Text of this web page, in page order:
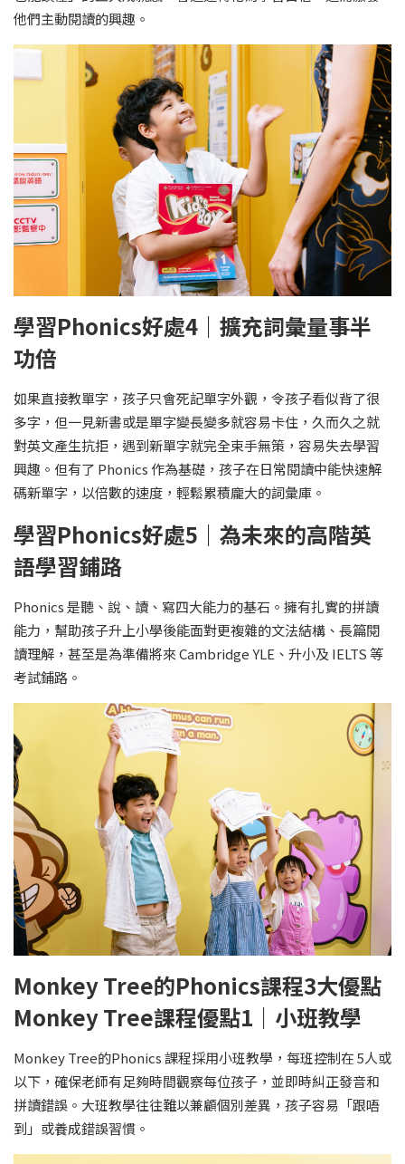
他們主動閱讀的興趣。
學習Phonics好處4｜擴充詞彙量事半
功倍
如果直接教單字，孩子只會死記單字外觀，令孩子看似背了很
多字，但一見新書或是單字變長變多就容易卡住，久而久之就
對英文產生抗拒，遇到新單字就完全束手無策，容易失去學習
興趣。但有了 Phonics 作為基礎，孩子在日常閱讀中能快速解
碼新單字，以倍數的速度，輕鬆累積龐大的詞彙庫。
學習Phonics好處5｜為未來的高階英
語學習鋪路
Phonics 是聽、說、讀、寫四大能力的基石。擁有扎實的拼讀
能力，幫助孩子升上小學後能面對更複雜的文法結構、長篇閱
讀理解，甚至是為準備將來 Cambridge YLE、升小及 IELTS 等
考試鋪路。
Monkey Tree的Phonics課程3大優點
Monkey Tree課程優點1｜小班教學
Monkey Tree的Phonics 課程採用小班教學，每班控制在 5人或
以下，確保老師有足夠時間觀察每位孩子，並即時糾正發音和
拼讀錯誤。大班教學往往難以兼顧個別差異，孩子容易「跟唔
到」或養成錯誤習慣。